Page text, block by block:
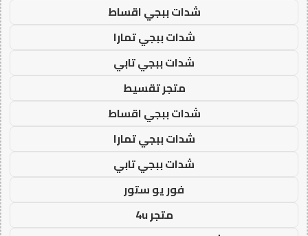
شدات ببجي اقساط
شدات ببجي تمارا
شدات ببجي تابي
متجر تقسيط
شدات ببجي اقساط
شدات ببجي تمارا
شدات ببجي تابي
فور يو ستور
متجر 4u